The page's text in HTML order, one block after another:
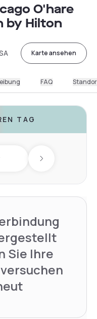
O'hare
by Hilton
Karte ansehen
FAQ
TAG
Next day
Sie Ihre